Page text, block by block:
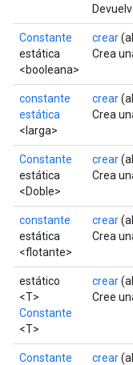
Constante
estática
<booleana>
crear
Crea
constante
estática
<larga>
crear
Crea
Constante
estática
<Doble>
crear
Crea
constante
estática
<flotante>
crear
Crea
estático
<T>
Constante
<T>
crear
Cree
Constante
crear